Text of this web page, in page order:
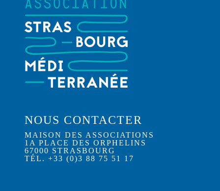
NOUS CONTACTER
MAISON DES ASSOCIATIONS
1A PLACE DES ORPHELINS
67000 STRASBOURG
TÉL. +33 (0)3 88 75 51 17